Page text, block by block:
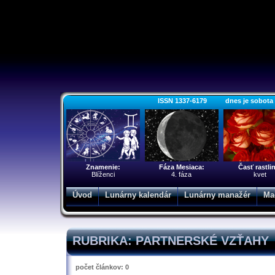
ISSN 1337-6179 dnes je sobota
Znamenie:
Blíženci
Fáza Mesiaca:
4. fáza
Časť
kvet
Úvod Lunárny kalendár Lunárny manažér
RUBRIKA: PARTNERSKÉ VZŤAHY
počet článkov: 0